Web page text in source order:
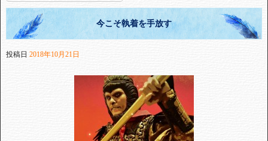
今こそ執着を手放す
投稿日 2018年10月21日